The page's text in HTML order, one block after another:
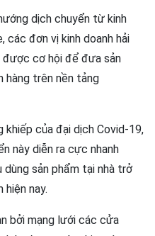
dịch chuyển từ kinh
các đơn vị kinh doanh hải
được cơ hội để đưa sản
hàng trên nền tảng
khiếp của đại dịch Covid-19,
này diễn ra cực nhanh
dùng sản phẩm tại nhà trở
nay.
bởi mạng lưới các cửa